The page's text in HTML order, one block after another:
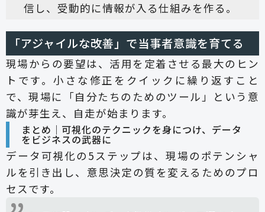
信し、受動的に情報が入る仕組みを作る。
「アジャイルな改善」で当事者意識を育てる
現場からの要望は、活用を定着させる最大のヒン
トです。小さな修正をクイックに繰り返すこと
で、現場に「自分たちのためのツール」という意
識が芽生え、自走が始まります。
まとめ｜可視化のテクニックを身につけ、データ
をビジネスの武器に
データ可視化の5ステップは、現場のポテンシャ
ルを引き出し、意思決定の質を変えるためのプロ
セスです。